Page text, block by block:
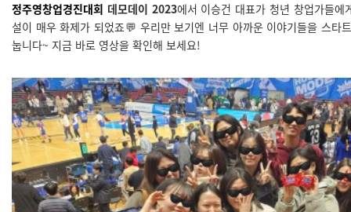
정주영창업경진대회 데모데이 2023에서 이승건 대표가 청년 창업가들에
설이 매우 화제가 되었죠💬 우리만 보기엔 너무 아까운 이야기들을 스타
눕니다~ 지금 바로 영상을 확인해 보세요!